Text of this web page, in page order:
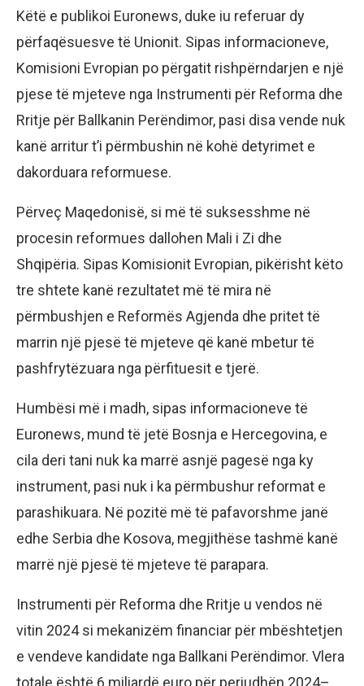
Këtë e publikoi Euronews, duke iu referuar dy
përfaqësuesve të Unionit. Sipas informacioneve,
Komisioni Evropian po përgatit rishpërndarjen e një
pjese të mjeteve nga Instrumenti për Reforma dhe
Rritje për Ballkanin Perëndimor, pasi disa vende nuk
kanë arritur t’i përmbushin në kohë detyrimet e
dakorduara reformuese.
Përveç Maqedonisë, si më të suksesshme në
procesin reformues dallohen Mali i Zi dhe
Shqipëria. Sipas Komisionit Evropian, pikërisht këto
tre shtete kanë rezultatet më të mira në
përmbushjen e Reformës Agjenda dhe pritet të
marrin një pjesë të mjeteve që kanë mbetur të
pashfrytëzuara nga përfituesit e tjerë.
Humbësi më i madh, sipas informacioneve të
Euronews, mund të jetë Bosnja e Hercegovina, e
cila deri tani nuk ka marrë asnjë pagesë nga ky
instrument, pasi nuk i ka përmbushur reformat e
parashikuara. Në pozitë më të pafavorshme janë
edhe Serbia dhe Kosova, megjithëse tashmë kanë
marrë një pjesë të mjeteve të parapara.
Instrumenti për Reforma dhe Rritje u vendos në
vitin 2024 si mekanizëm financiar për mbështetjen
e vendeve kandidate nga Ballkani Perëndimor. Vlera